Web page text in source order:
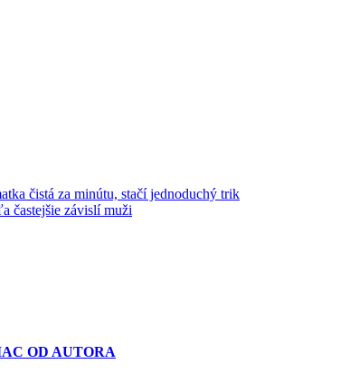
čistá za minútu, stačí jednoduchý trik
častejšie závislí muži
OD AUTORA